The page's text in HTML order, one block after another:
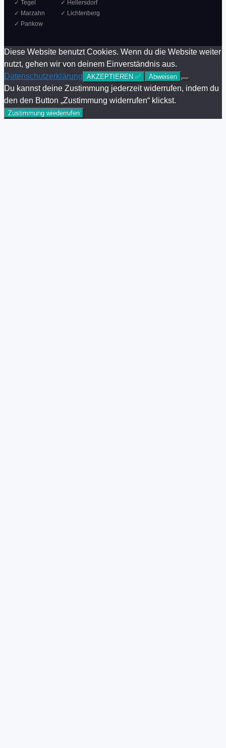
✓ Tegel
✓ Hellersdorf
✓ Marzahn
✓ Lichtenberg
✓ Pankow
Diese Website benutzt Cookies. Wenn du die Website weiter
nutzt, gehen wir von deinem Einverständnis aus.
Datenschutzerklärung AKZEPTIEREN ✅ Abweisen
Du kannst deine Zustimmung jederzeit widerrufen, indem du
den den Button „Zustimmung widerrufen“ klickst.
Zustimmung wiederrufen